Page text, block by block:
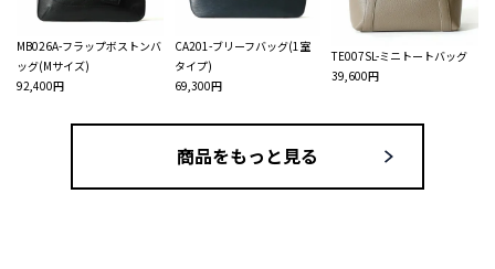
MB026A-フラップボストンバ
ッグ(Mサイズ)
92,400円
CA201-ブリーフバッグ(1室
タイプ)
69,300円
TE007SL-ミニトートバッグ
39,600円
商品をもっと見る